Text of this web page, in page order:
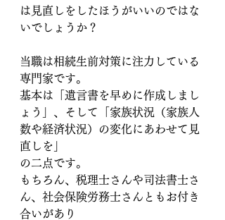
は見直しをしたほうがいいのではな
いでしょうか？
当職は相続生前対策に注力している
専門家です。
基本は「遺言書を早めに作成しまし
ょう」、そして「家族状況（家族人
数や経済状況）の変化にあわせて見
直しを」
の二点です。
もちろん、税理士さんや司法書士さ
ん、社会保険労務士さんともお付き
合いがあり